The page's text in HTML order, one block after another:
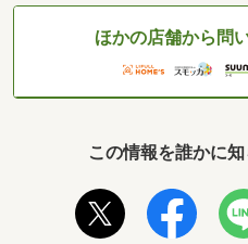
ほかの店舗から問
この情報を誰かに